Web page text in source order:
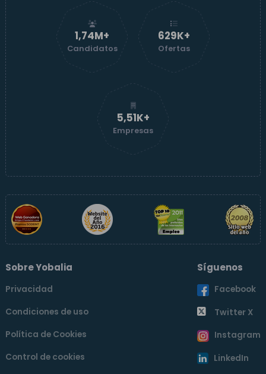
1,74M+
Candidatos
629K+
Ofertas
5,52K+
Empresas
Sobre Yobalia
Privacidad
Condiciones de uso
Política de Cookies
Control de cookies
Síguenos
Facebook
Twitter X
Instagram
LinkedIn